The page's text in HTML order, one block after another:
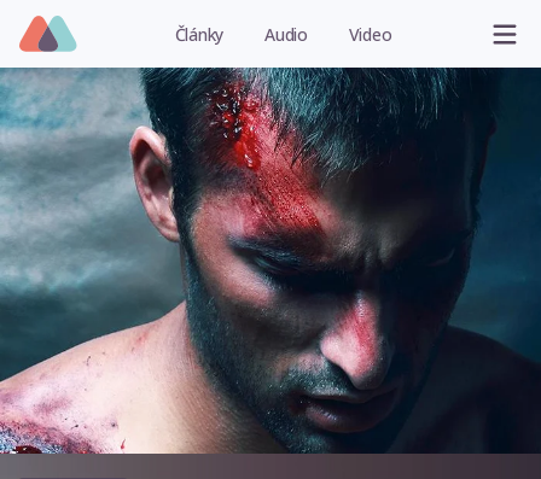
Články Audio Video